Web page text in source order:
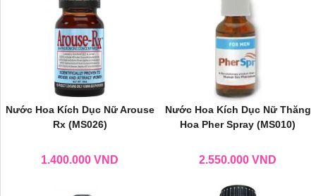
Nước Hoa Kích Dục Nữ Arouse
Rx (MS026)
1.400.000 VND
Nước Hoa Kích Dục Nữ Thăng
Hoa Pher Spray (MS010)
2.550.000 VND